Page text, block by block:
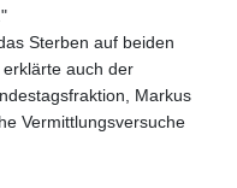
Sterben auf beiden
auch der
Markus
Vermittlungsversuche